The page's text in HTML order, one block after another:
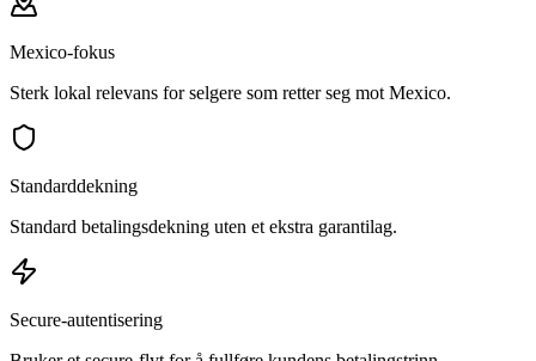
Mexico-fokus
Sterk lokal relevans for selgere som retter seg mot Mexico.
Standarddekning
Standard betalingsdekning uten et ekstra garantilag.
Secure-autentisering